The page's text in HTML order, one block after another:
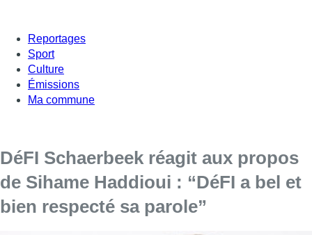
Reportages
Sport
Culture
Émissions
Ma commune
DéFI Schaerbeek réagit aux propos
de Sihame Haddioui : “DéFI a bel et
bien respecté sa parole”